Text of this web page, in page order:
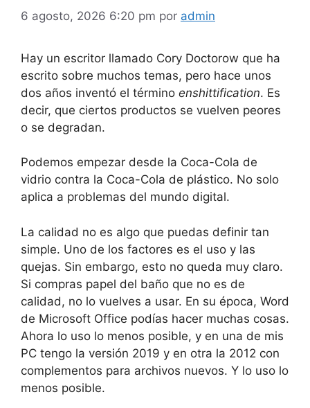
6 agosto, 2026 6:20 pm por admin
Hay un escritor llamado Cory Doctorow que ha
escrito sobre muchos temas, pero hace unos
dos años inventó el término enshittification. Es
decir, que ciertos productos se vuelven peores
o se degradan.
Podemos empezar desde la Coca-Cola de
vidrio contra la Coca-Cola de plástico. No solo
aplica a problemas del mundo digital.
La calidad no es algo que puedas definir tan
simple. Uno de los factores es el uso y las
quejas. Sin embargo, esto no queda muy claro.
Si compras papel del baño que no es de
calidad, no lo vuelves a usar. En su época, Word
de Microsoft Office podías hacer muchas cosas.
Ahora lo uso lo menos posible, y en una de mis
PC tengo la versión 2019 y en otra la 2012 con
complementos para archivos nuevos. Y lo uso lo
menos posible.